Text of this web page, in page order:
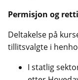
Permisjon og
Deltakelse på
tillitsvalgte i
I statlig